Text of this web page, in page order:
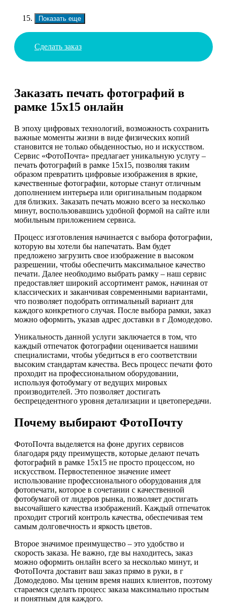
Показать еще
Сделать заказ
Заказать печать фотографий в
рамке 15х15 онлайн
В эпоху цифровых технологий, возможность сохранить
важные моменты жизни в виде физических копий
становится не только обыденностью, но и искусством.
Сервис «ФотоПочта» предлагает уникальную услугу –
печать фотографий в рамке 15х15, позволяя таким
образом превратить цифровые изображения в яркие,
качественные фотографии, которые станут отличным
дополнением интерьера или оригинальным подарком
для близких. Заказать печать можно всего за несколько
минут, воспользовавшись удобной формой на сайте или
мобильным приложением сервиса.
Процесс изготовления начинается с выбора фотографии,
которую вы хотели бы напечатать. Вам будет
предложено загрузить свое изображение в высоком
разрешении, чтобы обеспечить максимальное качество
печати. Далее необходимо выбрать рамку – наш сервис
предоставляет широкий ассортимент рамок, начиная от
классических и заканчивая современными вариантами,
что позволяет подобрать оптимальный вариант для
каждого конкретного случая. После выбора рамки, заказ
можно оформить, указав адрес доставки в г Домодедово.
Уникальность данной услуги заключается в том, что
каждый отпечаток фотографии оценивается нашими
специалистами, чтобы убедиться в его соответствии
высоким стандартам качества. Весь процесс печати фото
проходит на профессиональном оборудовании,
используя фотобумагу от ведущих мировых
производителей. Это позволяет достигать
беспрецедентного уровня детализации и цветопередачи.
Почему выбирают ФотоПочту
ФотоПочта выделяется на фоне других сервисов
благодаря ряду преимуществ, которые делают печать
фотографий в рамке 15х15 не просто процессом, но
искусством. Первостепенное значение имеет
использование профессионального оборудования для
фотопечати, которое в сочетании с качественной
фотобумагой от лидеров рынка, позволяет достигать
высочайшего качества изображений. Каждый отпечаток
проходит строгий контроль качества, обеспечивая тем
самым долговечность и яркость цветов.
Второе значимое преимущество – это удобство и
скорость заказа. Не важно, где вы находитесь, заказ
можно оформить онлайн всего за несколько минут, и
ФотоПочта доставит ваш заказ прямо в руки, в г
Домодедово. Мы ценим время наших клиентов, поэтому
стараемся сделать процесс заказа максимально простым
и понятным для каждого.